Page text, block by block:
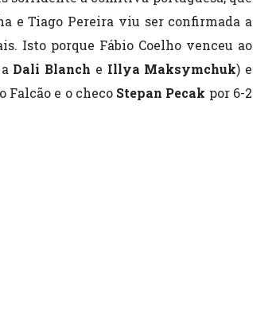
e Tiago Pereira viu ser confirmada a
Isto porque Fábio Coelho venceu ao
Dali Blanch e Illya Maksymchuk) e
Falcão e o checo Stepan Pecak por 6-2